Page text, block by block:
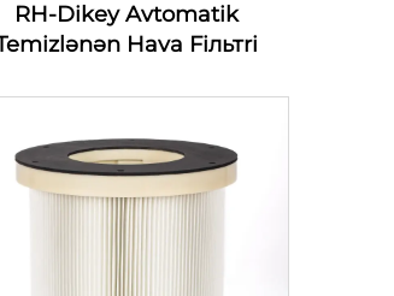
RH-Dikey Avtomatik
Hava Fiльтri